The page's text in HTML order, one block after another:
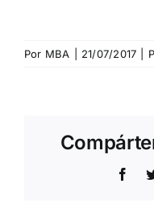
Por MBA 21/07/2017